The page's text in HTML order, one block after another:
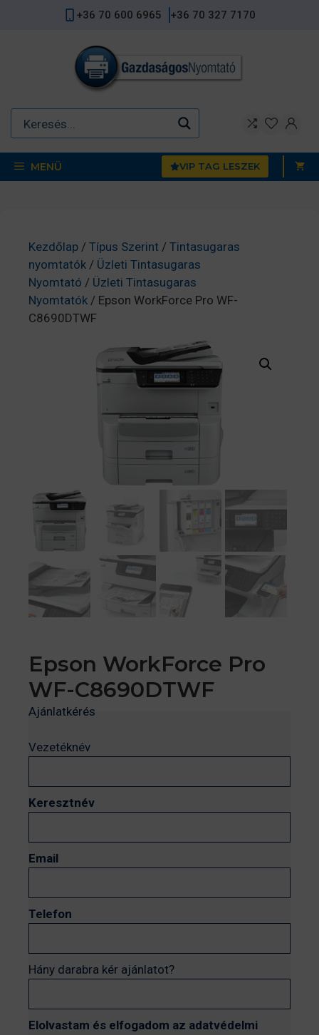
+36 70 600 6965 +36 70 327 7170
MENÜ VIP TAG LESZEK
Kezdőlap / Típus Szerint / Tintasugaras
nyomtatók / Üzleti Tintasugaras
Nyomtató / Üzleti Tintasugaras
Nyomtatók / Epson WorkForce Pro WF-
C8690DTWF
Epson WorkForce Pro
WF-C8690DTWF
Ajánlatkérés
Vezetéknév
Keresztnév
Email
Telefon
Hány darabra kér ajánlatot?
Elolvastam és elfogadom az adatvédelmi